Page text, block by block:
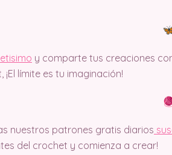
y comparte tus creaciones
límite es tu imaginación!
nuestros patrones gratis diarios
del crochet y comienza a crear!